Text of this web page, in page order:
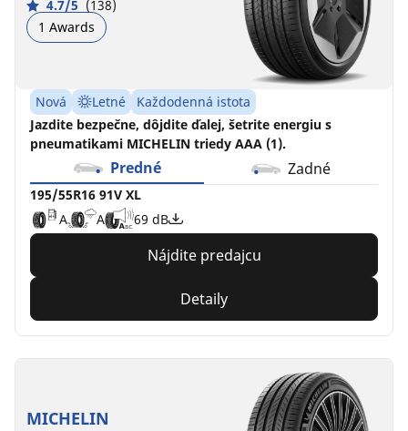
4.7/5 (138)
1 Awards
Nová Letné
Každodenná istota
Jazdite bezpečne, dôjdite ďalej, šetrite energiu s
pneumatikami MICHELIN triedy AAA (1).
Predné Zadné
195/55R16 91V XL
A
A 69 dB
Nájdite predajcu
Detaily
MICHELIN